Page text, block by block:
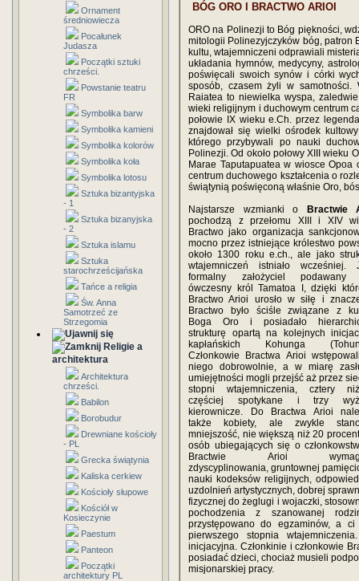
Ornament
średniowiecza
Pocałunek
Judasza
Początki sztuki
chrześci.
Powstanie teatru
FR
Symbolika barw
Symbolika kamieni
Symbolika kolorów
Symbolika koła
Symbolika lotosu
Sztuka bizantyjska
- 1
Sztuka bizanyjska
- 2
Sztuka islamu
Sztuka
starochrześcijańska
Tańce a religia
Św. Anna
Samotrzeć ze
Strzegomia
Religie a
architektura
Architektura
chrześci.
Babilon
Borobudur
Drewniane kościoły
- PL
Grecka świątynia
Kaliska cerkiew
Kościoły słupowe
Kościół w
Kosieczynie
Paestum
Panteon
Początki
architektury PL
BÓG ORO I BRACTWO ARIOI
ORO na Polinezji to Bóg piękności,
mitologii Polinezyjczyków bóg, patron
kultu, wtajemniczeni odprawiali
układania hymnów, medycyny,
poświęcali swoich synów i córki
sposób, czasem żyli w samotności.
Raiatea to niewielka wyspa,
wieki religijnym i duchowym centrum
połowie IX wieku e.Ch. przez
znajdował się wielki ośrodek
którego przybywali po nauki
Polinezji. Od około połowy XIII wieku
Marae Taputapuatea w wiosce Opoa
centrum duchowego kształcenia o
świątynią poświęconą właśnie Oro,
Najstarsze wzmianki o
Bractwie
pochodzą z przełomu XIII i XIV
Bractwo jako organizacja
mocno przez istniejące królestwo
około 1300 roku e.ch., ale jako
wtajemniczeń istniało wcześniej.
formalny założyciel podawany
ówczesny król Tamatoa I, dzięki
Bractwo Arioi urosło w siłę i
Bractwo było ściśle związane z
Boga Oro i posiadało
strukturę opartą na kolejnych
kapłańskich Kohunga
Członkowie Bractwa Arioi
niego dobrowolnie, a w miarę
umiejętności mogli przejść aż przez
stopni wtajemniczenia, cztery
częściej spotykane i trzy
kierownicze. Do Bractwa Arioi
także kobiety, ale zwykle
mniejszość, nie większą niż 20
osób ubiegających się o
Bractwie Arioi
zdyscyplinowania, gruntownej
nauki kodeksów religijnych,
uzdolnień artystycznych, dobrej
fizycznej do żeglugi i wojaczki,
pochodzenia z szanowanej
przystępowano do egzaminów, a ci
pierwszego stopnia
inicjacyjna. Członkinie i członkowie
posiadać dzieci, chociaż musieli
misjonarskiej pracy.